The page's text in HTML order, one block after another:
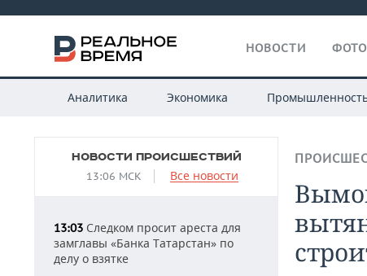
НОВОСТИ
Аналитика Экономика
НОВОСТИ ПРОИСШЕСТВИЙ
13:06 МСК Все новости
13:03 Следком просит ареста для
замглавы «Банка Татарстан» по
делу о взятке